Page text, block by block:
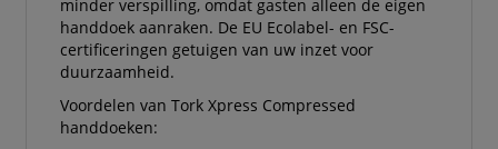
minder verspilling, omdat gasten alleen de eigen
handdoek aanraken. De EU Ecolabel- en FSC-
certificeringen getuigen van uw inzet voor
duurzaamheid.
Voordelen van Tork Xpress Compressed
handdoeken: